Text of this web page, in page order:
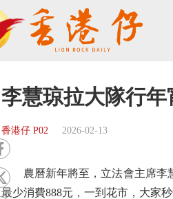
李慧琼拉大隊行年
香港仔 P02 2026-02-13
農曆新年將至，立法會主席李慧
最少消費888元，一到花市，大家